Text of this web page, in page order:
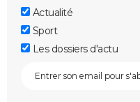
Actualité
Sport
Les dossiers d'actu